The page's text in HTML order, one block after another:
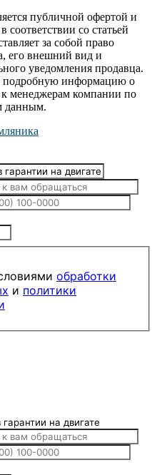
публичной офертой и
соответствии со статьей
за собой право
его внешний вид и
уведомления продавца.
подробную информацию о
к менеджерам компании по
данным.
обработки
и политики